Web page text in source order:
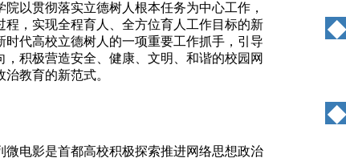
以贯彻落实立德树人根本任务为中心工作，
，实现全程育人、全方位育人工作目标的新
代高校立德树人的一项重要工作抓手，引导
积极营造安全、健康、文明、和谐的校园网
教育的新范式。
电影是首都高校积极探索推进网络思想政治
◆
◆